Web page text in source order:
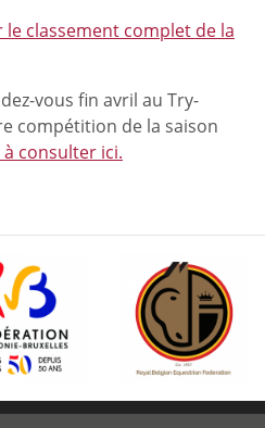
classement complet de la
vous fin avril au Try-
compétition de la saison
consulter ici.